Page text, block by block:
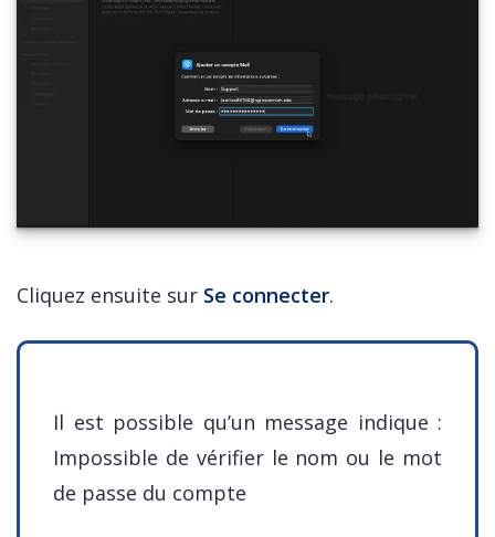
Cliquez ensuite sur Se connecter.
Il est possible qu’un message indique :
Impossible de vérifier le nom ou le mot
de passe du compte